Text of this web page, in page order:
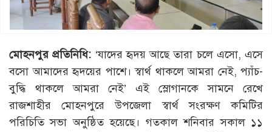
মোহনপুর প্রতিনিধি: ‘যাদের হৃদয় আছে তারা চলে এসো, এসে
বসো আমাদের হৃদয়ের পাশে। স্বার্থ থাকলে আমরা নেই, প্যাঁচ-
বুদ্ধি থাকলে আমরা নেই’ এই স্লোগানকে সামনে রেখে
রাজশাহীর মোহনপুরে উপজেলা স্বার্থ সংরক্ষণ কমিটির
পরিচিতি সভা অনুষ্ঠিত হয়েছে। গতকাল শনিবার সকাল ১১